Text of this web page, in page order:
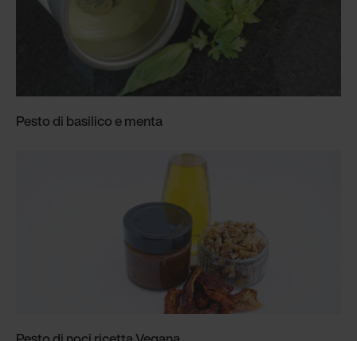
Pesto di basilico e menta